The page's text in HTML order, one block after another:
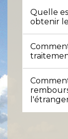
Quelle
obtenir